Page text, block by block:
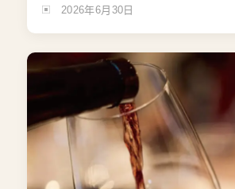
2026年6月30日